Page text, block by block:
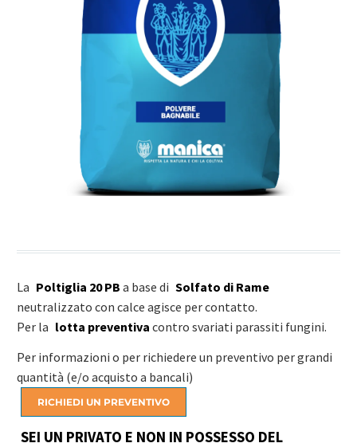
La Poltiglia 20 PB a base di Solfato di Rame
neutralizzato con calce agisce per contatto.
Per la lotta preventiva contro svariati parassiti fungini.
Per informazioni o per richiedere un preventivo per grandi
quantità (e/o acquisto a bancali)
RICHIEDI UN PREVENTIVO
SEI UN PRIVATO E NON IN POSSESSO DEL